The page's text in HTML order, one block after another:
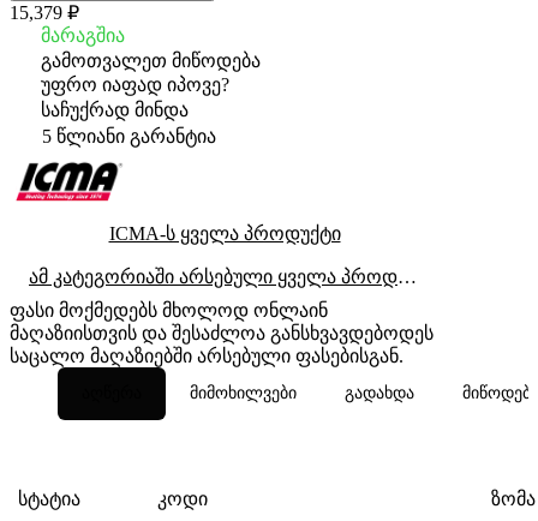
15,379 ₽
მარაგშია
გამოთვალეთ მიწოდება
უფრო იაფად იპოვე?
საჩუქრად მინდა
5 წლიანი გარანტია
ICMA-ს ყველა პროდუქტი
ამ კატეგორიაში არსებული ყველა პროდუქტი
ფასი მოქმედებს მხოლოდ ონლაინ
მაღაზიისთვის და შესაძლოა განსხვავდებოდეს
საცალო მაღაზიებში არსებული ფასებისგან.
მიმოხილვები გადახდა მიწოდება
სტატია კოდი ზომა